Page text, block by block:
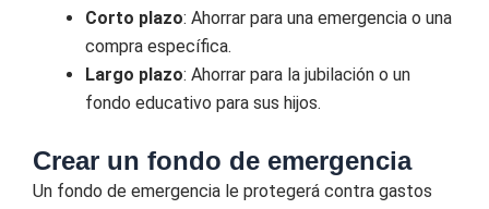
Corto plazo: Ahorrar para una emergencia o una
compra específica.
Largo plazo: Ahorrar para la jubilación o un
fondo educativo para sus hijos.
Crear un fondo de emergencia
Un fondo de emergencia le protegerá contra gastos